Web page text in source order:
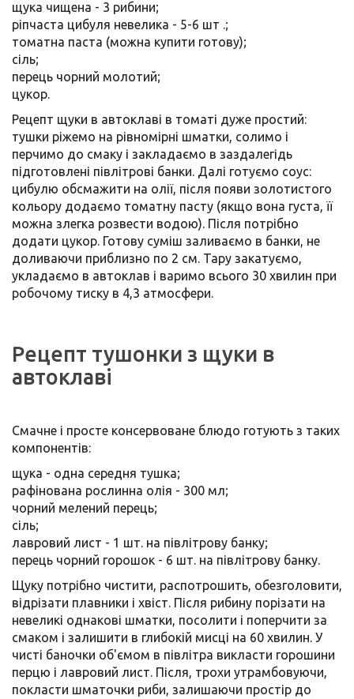
щука чищена - 3 рибини;
ріпчаста цибуля невелика - 5-6 шт .;
томатна паста (можна купити готову);
сіль;
перець чорний молотий;
цукор.
Рецепт щуки в автоклаві в томаті дуже простий:
тушки ріжемо на рівномірні шматки, солимо і
перчимо до смаку і закладаємо в заздалегідь
підготовлені півлітрові банки. Далі готуємо соус:
цибулю обсмажити на олії, після появи золотистого
кольору додаємо томатну пасту (якщо вона густа, її
можна злегка розвести водою). Після потрібно
додати цукор. Готову суміш заливаємо в банки, не
доливаючи приблизно по 2 см. Тару закатуємо,
укладаємо в автоклав і варимо всього 30 хвилин при
робочому тиску в 4,3 атмосфери.
Рецепт тушонки з щуки в
автоклаві
Смачне і просте консервоване блюдо готують з таких
компонентів:
щука - одна середня тушка;
рафінована рослинна олія - ​​300 мл;
чорний мелений перець;
сіль;
лавровий лист - 1 шт. на півлітрову банку;
перець чорний горошок - 6 шт. на півлітрову банку.
Щуку потрібно чистити, распотрошить, обезголовити,
відрізати плавники і хвіст. Після рибину порізати на
невеликі однакові шматки, посолити і поперчити за
смаком і залишити в глибокій мисці на 60 хвилин. У
чисті баночки об'ємом в півлітра викласти горошини
перцю і лавровий лист. Після, трохи утрамбовуючи,
покласти шматочки риби, залишаючи простір до